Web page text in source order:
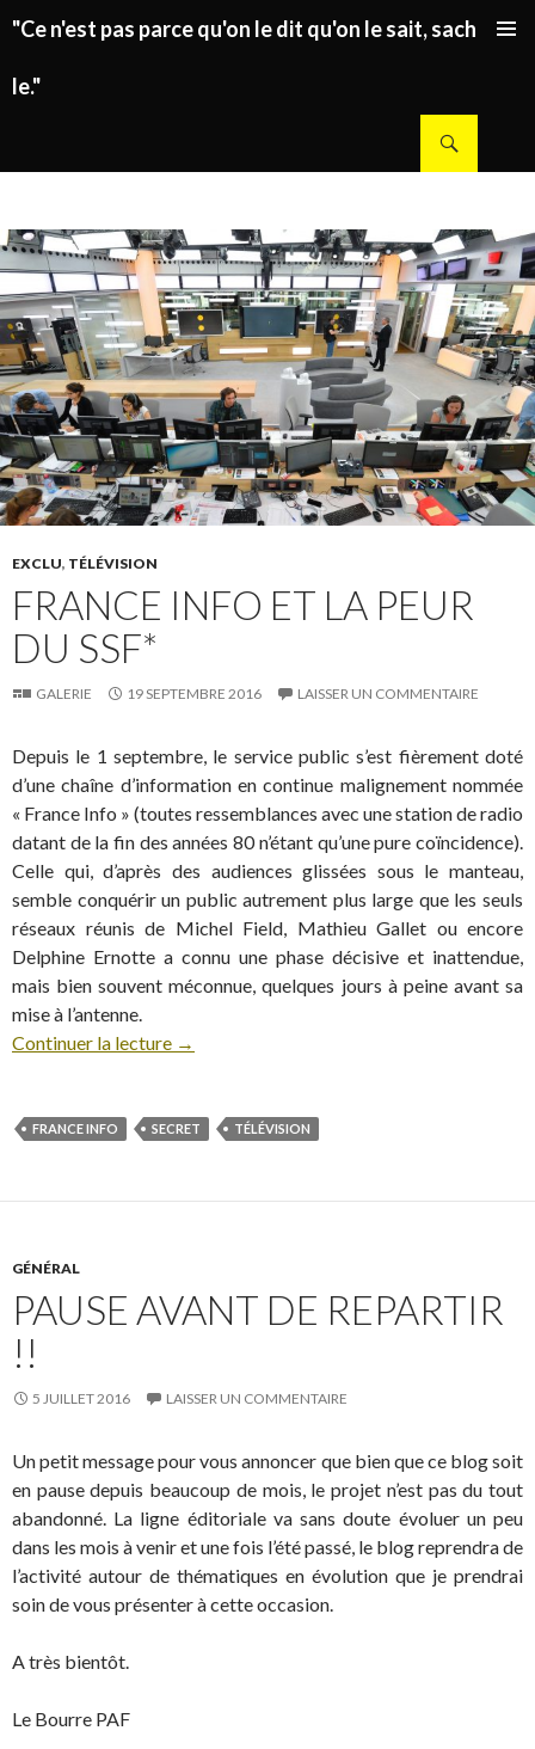
"Ce n'est pas parce qu'on le dit qu'on le sait, sachez
le."
EXCLU, TÉLÉVISION
FRANCE INFO ET LA PEUR
DU SSF*
GALERIE 19 SEPTEMBRE 2016 LAISSER UN COMMENTAIRE
Depuis le 1 septembre, le service public s’est fièrement doté
d’une chaîne d’information en continue malignement nommée
« France Info » (toutes ressemblances avec une station de radio
datant de la fin des années 80 n’étant qu’une pure coïncidence).
Celle qui, d’après des audiences glissées sous le manteau,
semble conquérir un public autrement plus large que les seuls
réseaux réunis de Michel Field, Mathieu Gallet ou encore
Delphine Ernotte a connu une phase décisive et inattendue,
mais bien souvent méconnue, quelques jours à peine avant sa
mise à l’antenne.
Continuer la lecture →
FRANCE INFO SECRET TÉLÉVISION
GÉNÉRAL
PAUSE AVANT DE REPARTIR
!!
5 JUILLET 2016 LAISSER UN COMMENTAIRE
Un petit message pour vous annoncer que bien que ce blog soit
en pause depuis beaucoup de mois, le projet n’est pas du tout
abandonné. La ligne éditoriale va sans doute évoluer un peu
dans les mois à venir et une fois l’été passé, le blog reprendra de
l’activité autour de thématiques en évolution que je prendrai
soin de vous présenter à cette occasion.
A très bientôt.
Le Bourre PAF